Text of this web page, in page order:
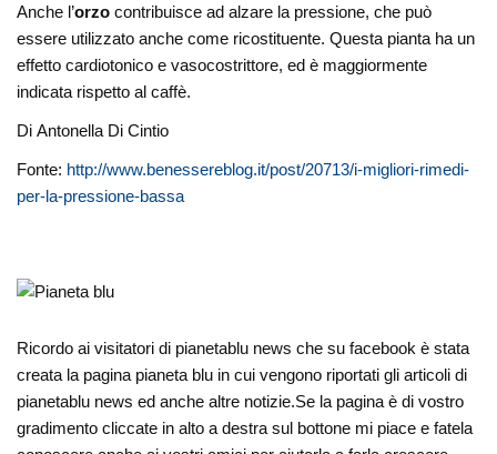
Anche l’orzo contribuisce ad alzare la pressione, che può
essere utilizzato anche come ricostituente. Questa pianta ha un
effetto cardiotonico e vasocostrittore, ed è maggiormente
indicata rispetto al caffè.
Di Antonella Di Cintio
Fonte: http://www.benessereblog.it/post/20713/i-migliori-rimedi-
per-la-pressione-bassa
Ricordo ai visitatori di pianetablu news che su facebook è stata
creata la pagina pianeta blu in cui vengono riportati gli articoli di
pianetablu news ed anche altre notizie.Se la pagina è di vostro
gradimento cliccate in alto a destra sul bottone mi piace e fatela